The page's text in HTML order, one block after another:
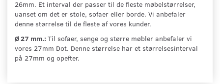
26mm. Et interval der passer til de fleste møbelstørrelser,
uanset om det er stole, sofaer eller borde. Vi anbefaler
denne størrelse til de fleste af vores kunder.
Ø 27 mm.: Til sofaer, senge og større møbler anbefaler vi
vores 27mm Dot. Denne størrelse har et størrelsesinterval
på 27mm og opefter.